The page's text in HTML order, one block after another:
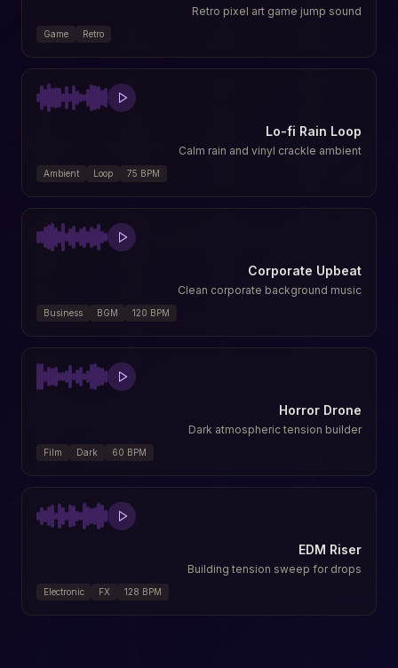
Retro pixel art game jump sound
Game Retro
Lo-fi Rain Loop
Calm rain and vinyl crackle ambient
Ambient Loop 75 BPM
Corporate Upbeat
Clean corporate background music
Business BGM 120 BPM
Horror Drone
Dark atmospheric tension builder
Film Dark 60 BPM
EDM Riser
Building tension sweep for drops
Electronic FX 128 BPM